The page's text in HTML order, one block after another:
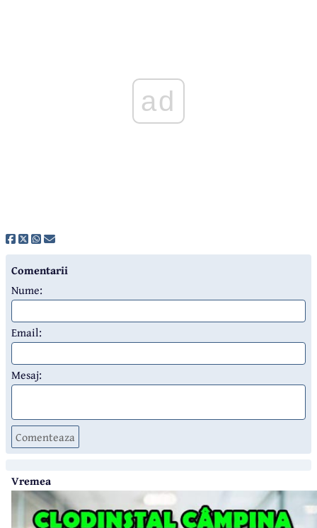
ad
Comentarii
Nume:
Email:
Mesaj:
Comenteaza
Vremea